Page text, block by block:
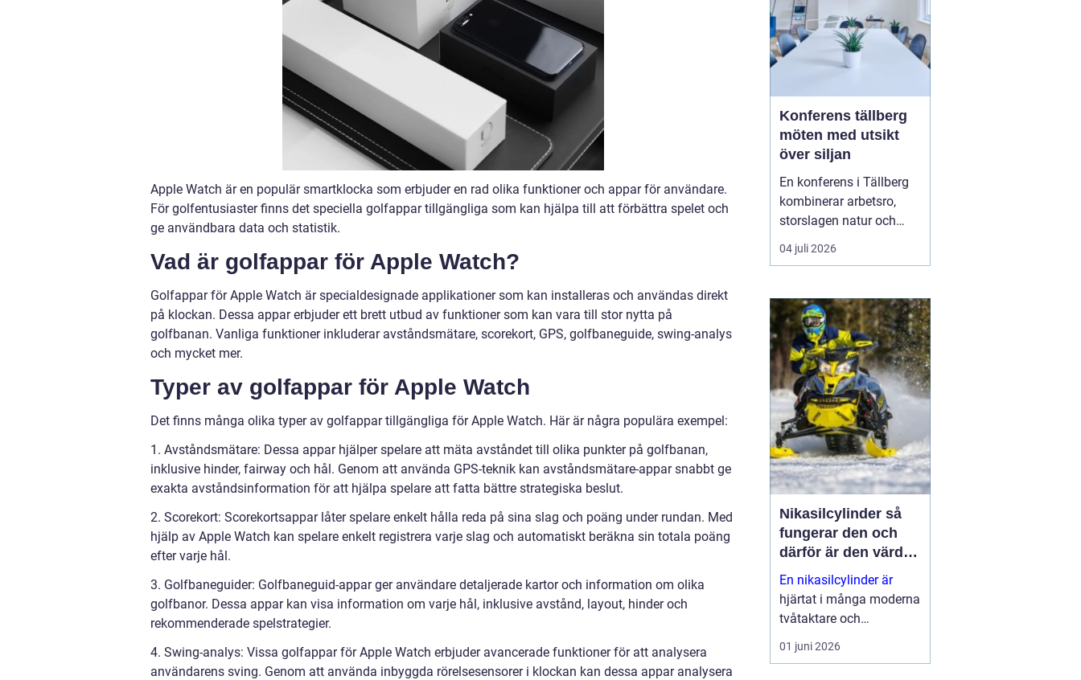
Apple Watch är en populär smartklocka som erbjuder en rad olika funktioner och appar för användare.
För golfentusiaster finns det speciella golfappar tillgängliga som kan hjälpa till att förbättra spelet och
ge användbara data och statistik.
Vad är golfappar för Apple Watch?
Golfappar för Apple Watch är specialdesignade applikationer som kan installeras och användas direkt
på klockan. Dessa appar erbjuder ett brett utbud av funktioner som kan vara till stor nytta på
golfbanan. Vanliga funktioner inkluderar avståndsmätare, scorekort, GPS, golfbaneguide, swing-analys
och mycket mer.
Typer av golfappar för Apple Watch
Det finns många olika typer av golfappar tillgängliga för Apple Watch. Här är några populära exempel:
1. Avståndsmätare: Dessa appar hjälper spelare att mäta avståndet till olika punkter på golfbanan,
inklusive hinder, fairway och hål. Genom att använda GPS-teknik kan avståndsmätare-appar snabbt ge
exakta avståndsinformation för att hjälpa spelare att fatta bättre strategiska beslut.
2. Scorekort: Scorekortsappar låter spelare enkelt hålla reda på sina slag och poäng under rundan. Med
hjälp av Apple Watch kan spelare enkelt registrera varje slag och automatiskt beräkna sin totala poäng
efter varje hål.
3. Golfbaneguider: Golfbaneguid-appar ger användare detaljerade kartor och information om olika
golfbanor. Dessa appar kan visa information om varje hål, inklusive avstånd, layout, hinder och
rekommenderade spelstrategier.
4. Swing-analys: Vissa golfappar för Apple Watch erbjuder avancerade funktioner för att analysera
användarens sving. Genom att använda inbyggda rörelsesensorer i klockan kan dessa appar analysera
Konferens tällberg
möten med utsikt
över siljan
En konferens i Tällberg
kombinerar arbetsro,
storslagen natur och
genuin dalakultur. Här
möts grupper som vill ha
standardlokal med
projektor och block.
Läget vid Siljan, de
klassiska trähusen och
den stilla bymiljön
skapar en inramnin...
04 juli 2026
Nikasilcylinder så
fungerar den och
därför är den värd
att rädda
En nikasilcylinder är
hjärtat i många moderna
tvåtaktare och
högpresterande
fyrtaktsmotorer. När
01 juni 2026